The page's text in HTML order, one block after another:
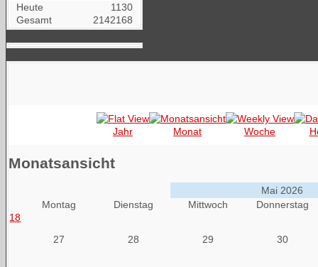
Heute
1130
Gesamt
2142168
Jahr Monat Woche
Monatsansicht
Mai 2026
Montag
Dienstag Mittwoch
Donnerstag
18
27
28 29 30